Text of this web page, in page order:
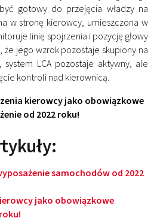
gotowy do przejęcia władzy na
w stronę kierowcy, umieszczona w
linię spojrzenia i pozycję głowy
że jego wzrok pozostaje skupiony na
LCA pozostaje aktywny, ale
kontroli nad kierownicą.
kierowcy jako obowiązkowe
od 2022 roku!
samochodów od 2022
jako obowiązkowe